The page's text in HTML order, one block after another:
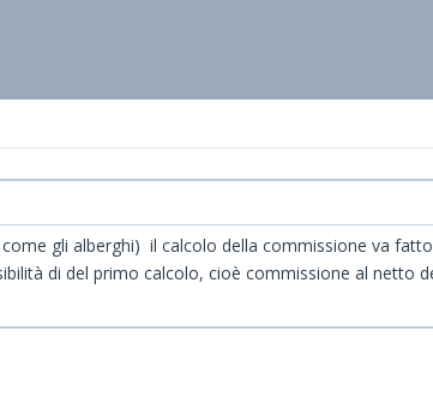
gli alberghi) il calcolo della commissione va
di del primo calcolo, cioè commissione al netto